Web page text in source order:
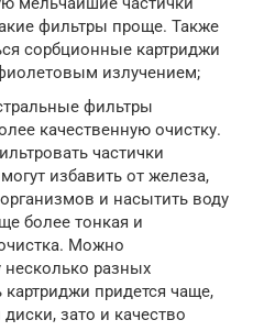
фильтры проще. Также
сорбционные картриджи
излучением;
фильтры
качественную очистку.
частички
избавить от железа,
и насытить воду
более тонкая и
Можно
несколько разных
придется чаще,
зато и качество